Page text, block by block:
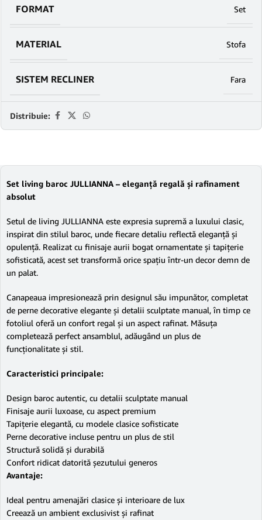
FORMAT Set
MATERIAL Stofa
SISTEM RECLINER Fara
Distribuie:
Set living baroc JULLIANNA – eleganță regală și rafinament
absolut
Setul de living JULLIANNA este expresia supremă a luxului clasic,
inspirat din stilul baroc, unde fiecare detaliu reflectă eleganță și
opulență. Realizat cu finisaje aurii bogat ornamentate și tapițerie
sofisticată, acest set transformă orice spațiu într-un decor demn de
un palat.
Canapeaua impresionează prin designul său impunător, completat
de perne decorative elegante și detalii sculptate manual, în timp ce
fotoliul oferă un confort regal și un aspect rafinat. Măsuța
completează perfect ansamblul, adăugând un plus de
funcționalitate și stil.
Caracteristici principale:
Design baroc autentic, cu detalii sculptate manual
Finisaje aurii luxoase, cu aspect premium
Tapițerie elegantă, cu modele clasice sofisticate
Perne decorative incluse pentru un plus de stil
Structură solidă și durabilă
Confort ridicat datorită șezutului generos
Avantaje:
Ideal pentru amenajări clasice și interioare de lux
Creează un ambient exclusivist și rafinat